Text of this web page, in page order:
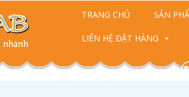
TRANG CHỦ SẢN
LIÊN HỆ ĐẶT HÀNG